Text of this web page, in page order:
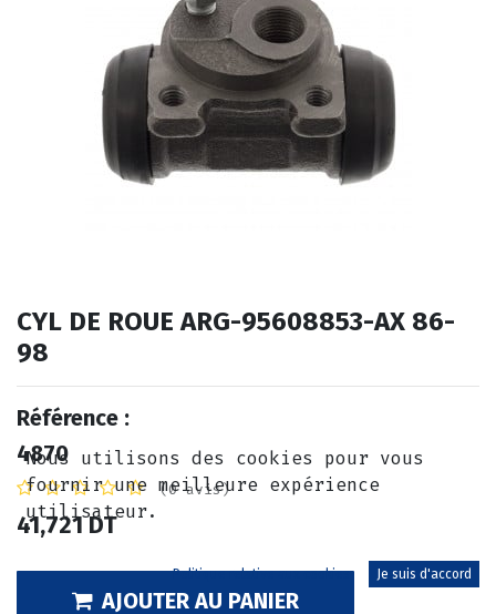
CYL DE ROUE ARG-95608853-AX 86-
98
Référence :
4870
(0 avis)
41,721DT
AJOUTER AU PANIER
Nous utilisons des cookies pour vous
fournir une meilleure expérience
utilisateur.
Politique relative aux cookies Je suis d'accord